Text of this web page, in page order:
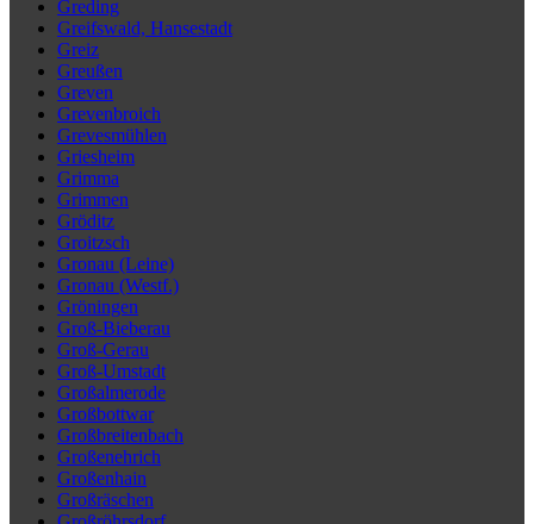
Greding
Greifswald, Hansestadt
Greiz
Greußen
Greven
Grevenbroich
Grevesmühlen
Griesheim
Grimma
Grimmen
Gröditz
Groitzsch
Gronau (Leine)
Gronau (Westf.)
Gröningen
Groß-Bieberau
Groß-Gerau
Groß-Umstadt
Großalmerode
Großbottwar
Großbreitenbach
Großenehrich
Großenhain
Großräschen